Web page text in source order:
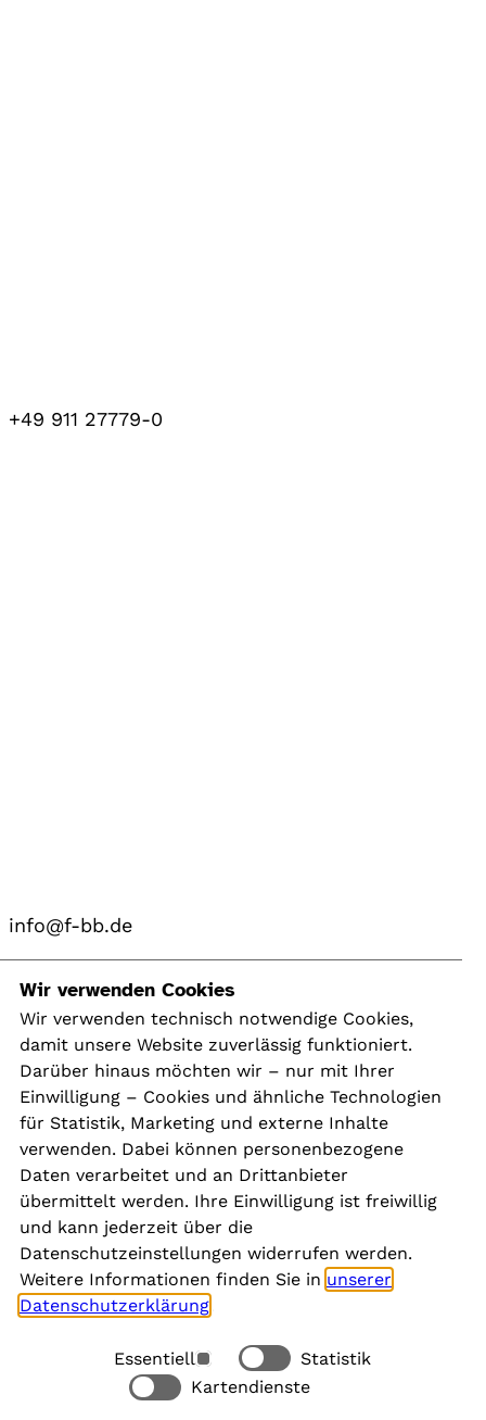
+49 911 27779-0
info@f-bb.de
Navigation
Kontakt
Presse
Aktuelles
Karriere
Newsletter
Social Media
Rechtliches
Wir verwenden Cookies
Wir verwenden technisch notwendige Cookies,
damit unsere Website zuverlässig funktioniert.
Darüber hinaus möchten wir – nur mit Ihrer
Einwilligung – Cookies und ähnliche Technologien
für Statistik, Marketing und externe Inhalte
verwenden. Dabei können personenbezogene
Daten verarbeitet und an Drittanbieter
übermittelt werden. Ihre Einwilligung ist freiwillig
und kann jederzeit über die
Datenschutzeinstellungen widerrufen werden.
Weitere Informationen finden Sie in unserer
Datenschutzerklärung
Essentiell
Statistik
Kartendienste